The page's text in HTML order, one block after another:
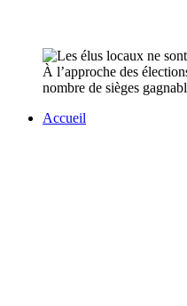
À l’approche des
nombre de sièges
Accueil